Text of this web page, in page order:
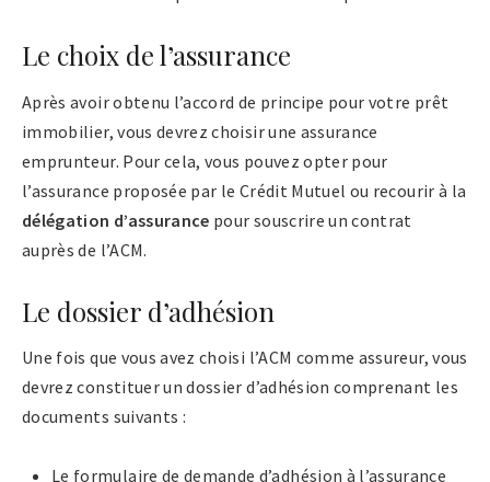
Le choix de l’assurance
Après avoir obtenu l’accord de principe pour votre prêt
immobilier, vous devrez choisir une assurance
emprunteur. Pour cela, vous pouvez opter pour
l’assurance proposée par le Crédit Mutuel ou recourir à la
délégation d’assurance pour souscrire un contrat
auprès de l’ACM.
Le dossier d’adhésion
Une fois que vous avez choisi l’ACM comme assureur, vous
devrez constituer un dossier d’adhésion comprenant les
documents suivants :
Le formulaire de demande d’adhésion à l’assurance